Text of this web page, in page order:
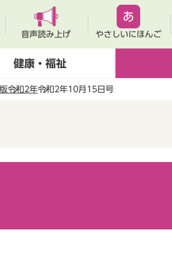
音声読み上げ やさしいにほんご
健康・福祉
令和2年令和2年10月15日号